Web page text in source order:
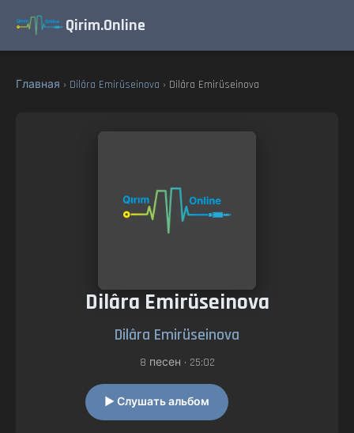
Qirim.Online
Главная › Dilâra Emirüseinova › Dilâra Emirüseinova
Dilâra Emirüseinova
Dilâra Emirüseinova
8 песен • 25:02
▶ Слушать альбом